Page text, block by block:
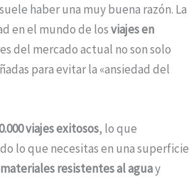
haber una muy buena razón. La
en el mundo de losviajes en
del mercado actual no son solo
para evitar la «ansiedad del
viajes exitosos, lo que
lo que necesitas en una superficie
materiales resistentes al aguay